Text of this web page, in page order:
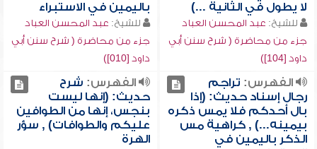
لا يطول في الثانية ...)
للشيخ: عبد المحسن العباد
جزء من محاضرة ( شرح سنن أبي
داود [104])
باليمين في الاستبراء
للشيخ: عبد المحسن العباد
جزء من محاضرة ( شرح سنن أبي
داود [010])
الفهرس: تراجم
رجال إسناد حديث: (إذا
بال أحدكم فلا يمس ذكره
بيمينه...) , كراهية مس
الذكر باليمين في
الفهرس: شرح
حديث: (إنها ليست
بنجس، إنها من الطوافين
عليكم والطوافات) , سؤر
الهرة